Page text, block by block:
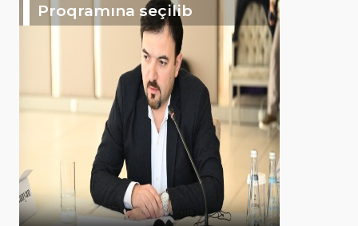
Proqramına seçilib